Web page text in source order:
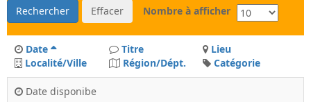
Rechercher Effacer Nombre à afficher
Date Titre
Lieu
Localité/Ville
Région/Dépt. Catégorie
Date disponibe